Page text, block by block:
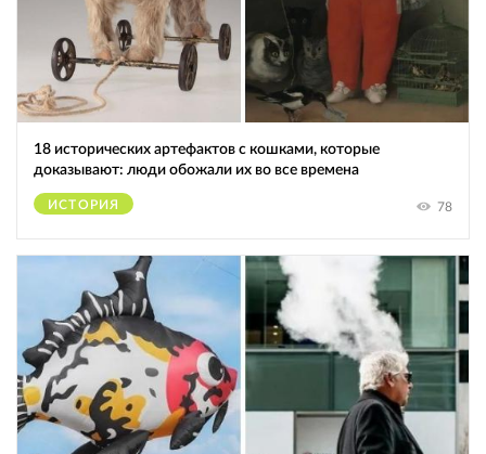
18 исторических артефактов с кошками, которые
доказывают: люди обожали их во все времена
ИСТОРИЯ 78